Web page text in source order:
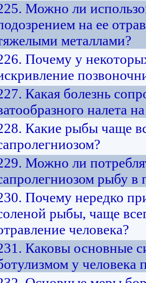
Можно ли
на ее
металлами?
Почему у
Какая болезнь
налета
Какие рыбы чаще
Можно ли
рыбу в
Почему нередко
рыбы, чаще
человека?
Каковы основные
у